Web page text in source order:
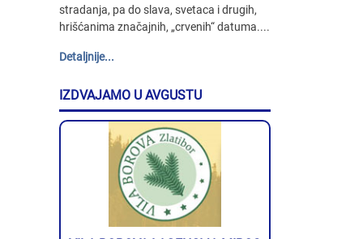
stradanja, pa do slava, svetaca i drugih,
hrišćanima značajnih, „crvenih“ datuma....
Detaljnije...
IZDVAJAMO U AVGUSTU